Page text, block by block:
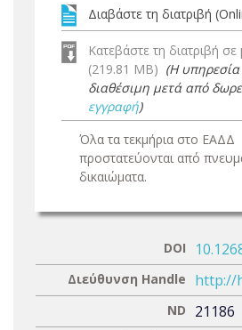
Διαβάστε τη διατριβή
Κατεβάστε τη διατριβή
(219.81 MB) (Η υπηρεσία
διαθέσιμη μετά από
εγγραφή)
Όλα τα τεκμήρια στο ΕΑΔΔ
προστατεύονται από
δικαιώματα.
DOI
Διεύθυνση Handle http://
ND 21186